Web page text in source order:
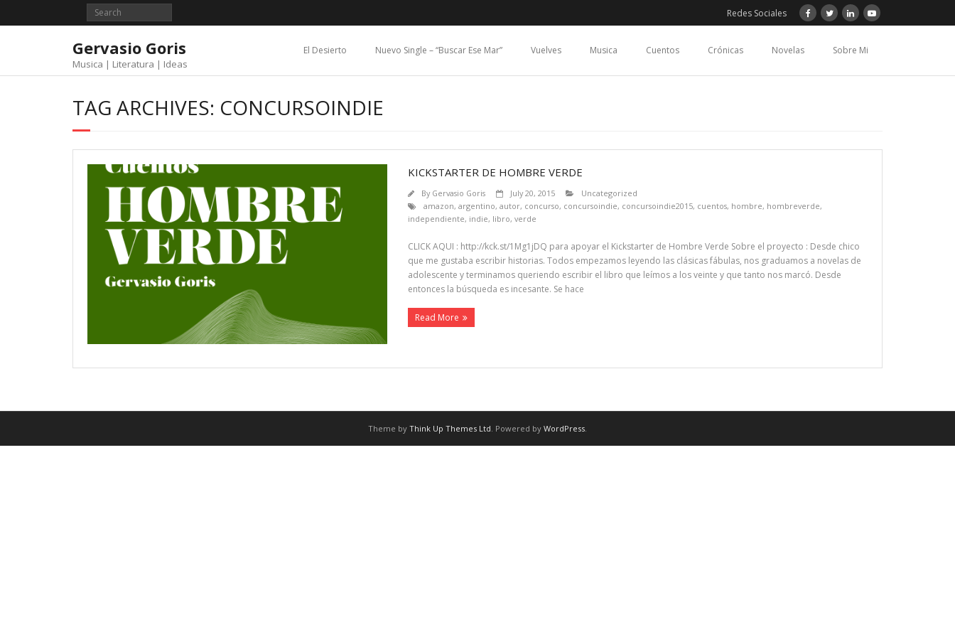
Redes Sociales
Gervasio Goris
Musica | Literatura | Ideas
El Desierto Nuevo Single – “Buscar Ese Mar” Vuelves Musica Cuentos Crónicas Novelas Sobre Mi
TAG ARCHIVES: CONCURSOINDIE
KICKSTARTER DE HOMBRE VERDE
By Gervasio Goris July 20, 2015
Uncategorized
amazon, argentino, autor, concurso, concursoindie, concursoindie2015, cuentos, hombre, hombreverde,
independiente, indie, libro, verde
CLICK AQUI : http://kck.st/1Mg1jDQ para apoyar el Kickstarter de Hombre Verde Sobre el proyecto : Desde chico
que me gustaba escribir historias. Todos empezamos leyendo las clásicas fábulas, nos graduamos a novelas de
adolescente y terminamos queriendo escribir el libro que leímos a los veinte y que tanto nos marcó. Desde
entonces la búsqueda es incesante. Se hace
Read More
Theme by Think Up Themes Ltd. Powered by WordPress.